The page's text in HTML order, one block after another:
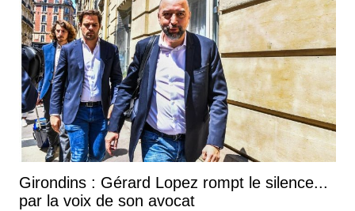
Girondins : Gérard Lopez rompt le silence...
par la voix de son avocat